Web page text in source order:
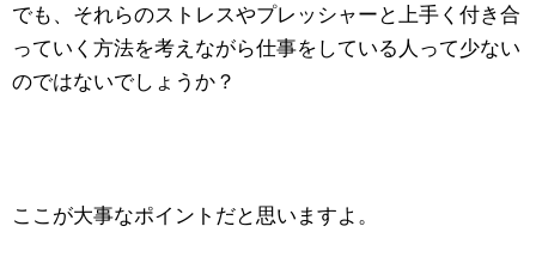
でも、それらのストレスやプレッシャーと上手く付き合
っていく方法を考えながら仕事をしている人って少ない
のではないでしょうか？
ここが大事なポイントだと思いますよ。